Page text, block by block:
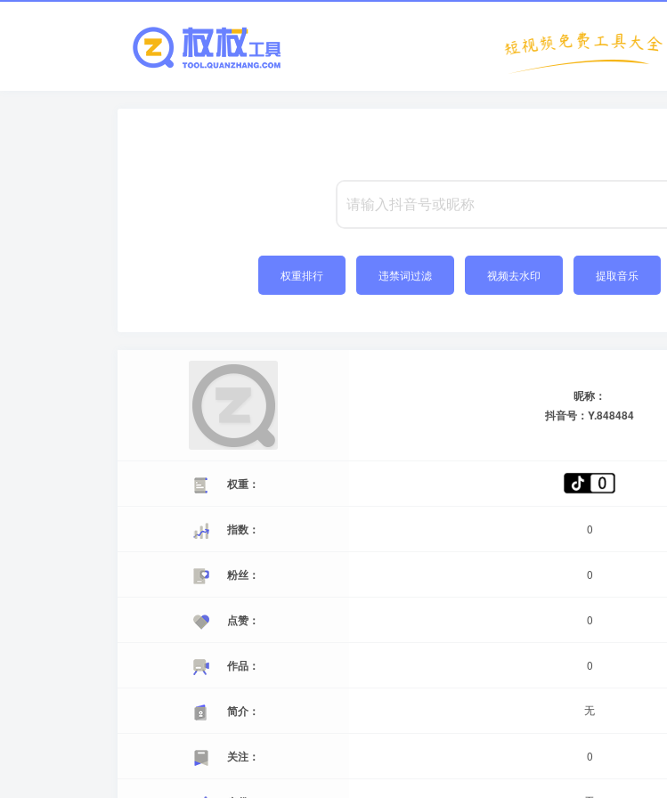
权重排行 违禁词过滤 视频去水印 提取音乐
昵称：
抖音号：Y.848484
权重：
指数： 0
粉丝： 0
点赞： 0
作品： 0
简介： 无
关注： 0